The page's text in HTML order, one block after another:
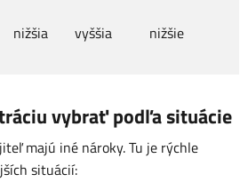
nižšia vyššia nižšie
vybrať podľa situácie
majú iné nároky. Tu je rýchle
situácií: